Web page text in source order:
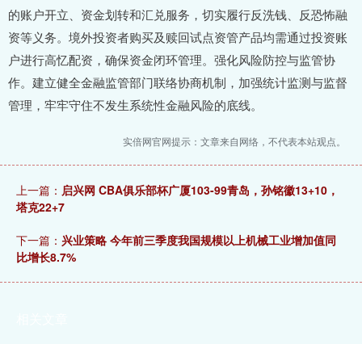
的账户开立、资金划转和汇兑服务，切实履行反洗钱、反恐怖融
资等义务。境外投资者购买及赎回试点资管产品均需通过投资账
户进行高忆配资，确保资金闭环管理。强化风险防控与监管协
作。建立健全金融监管部门联络协商机制，加强统计监测与监督
管理，牢牢守住不发生系统性金融风险的底线。
实倍网官网提示：文章来自网络，不代表本站观点。
上一篇： 启兴网 CBA俱乐部杯广厦103-99青岛，孙铭徽13+10，
塔克22+7
下一篇： 兴业策略 今年前三季度我国规模以上机械工业增加值同
比增长8.7%